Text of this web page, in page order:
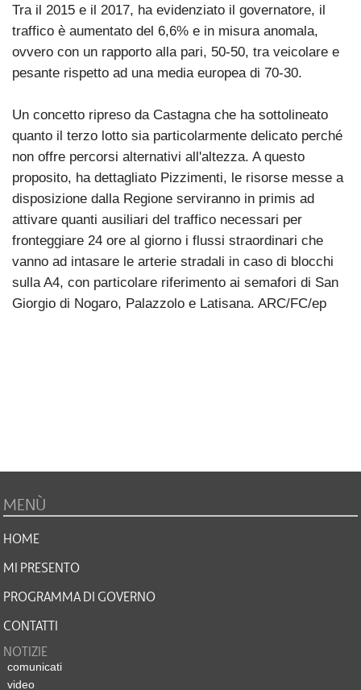
Tra il 2015 e il 2017, ha evidenziato il governatore, il
traffico è aumentato del 6,6% e in misura anomala,
ovvero con un rapporto alla pari, 50-50, tra veicolare e
pesante rispetto ad una media europea di 70-30.
Un concetto ripreso da Castagna che ha sottolineato
quanto il terzo lotto sia particolarmente delicato perché
non offre percorsi alternativi all'altezza. A questo
proposito, ha dettagliato Pizzimenti, le risorse messe a
disposizione dalla Regione serviranno in primis ad
attivare quanti ausiliari del traffico necessari per
fronteggiare 24 ore al giorno i flussi straordinari che
vanno ad intasare le arterie stradali in caso di blocchi
sulla A4, con particolare riferimento ai semafori di San
Giorgio di Nogaro, Palazzolo e Latisana. ARC/FC/ep
MENÙ
HOME
MI PRESENTO
PROGRAMMA DI GOVERNO
CONTATTI
NOTIZIE
comunicati
video